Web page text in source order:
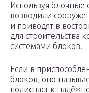
Используя блочные
возводили
и приводят в
для строительства
системами блоков.
Если в
блоков, оно
полиспаст к